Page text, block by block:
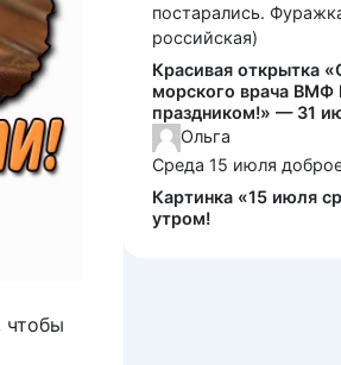
чтобы
постарались.
российская)
Красивая открытка
морского врача ВМФ
праздником!» — 31
Ольга
Среда 15 июля
Картинка «15 июля
утром!